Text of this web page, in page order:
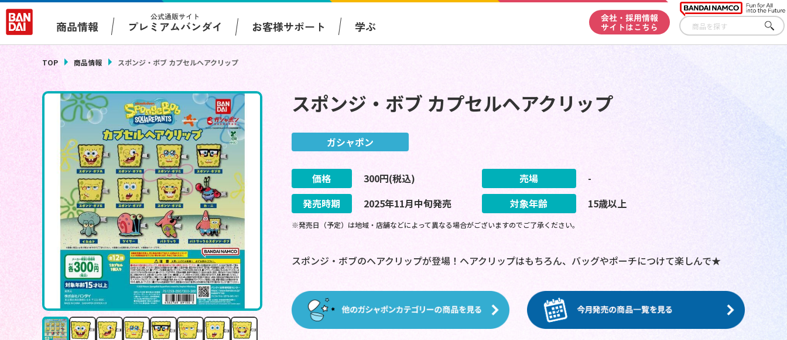
商品情報
公式通販サイト
プレミアムバンダイ お客様サポート 学ぶ
会社・採用情報
サイトはこちら
さが
す
TOP 商品情報 スポンジ・ボブ カプセルヘアクリップ
スポンジ・ボブ カプセルヘアクリップ
ガシャポン
価格 300円(税込) 売場
-
発売時期
2025年11月中旬発売 対象年齢 15歳以上
※発売日（予定）は地域・店舗などによって異なる場合がございますのでご了承ください。
スポンジ・ボブのヘアクリップが登場！ヘアクリップはもちろん、バッグやポーチにつけて楽しんで★